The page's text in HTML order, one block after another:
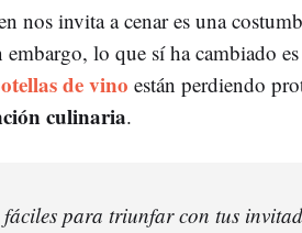
nos invita a cenar es una
embargo, lo que sí ha cambiado
de vino están perdiendo
culinaria.
fáciles para triunfar con tus